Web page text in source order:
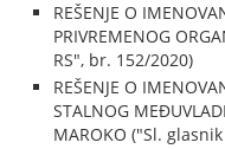
REŠENJE O
PRIVREMENOG
RS", br. 152/2020)
REŠENJE O
STALNOG
MAROKO ("Sl.